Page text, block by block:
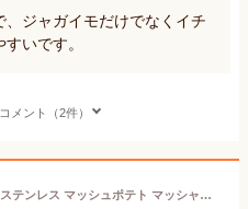
ジャガイモだけでなくイチ
いです。
メント（2件）
ポテトマッシャー マッシャー ステンレス マッシュポテト マッシャースプーン ポテトサラダ じゃがいも ジャガイモ つぶす 道具 下ごしらえ ポテサラマッシュスプーン A-77054 キッチンツール 調理器具 料理 時短 キッチン 便利グッズ アイデア 便利